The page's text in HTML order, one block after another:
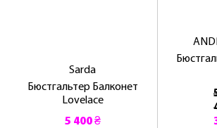
Sarda
Бюстгальтер Балконет
Lovelace
5 400 ₴